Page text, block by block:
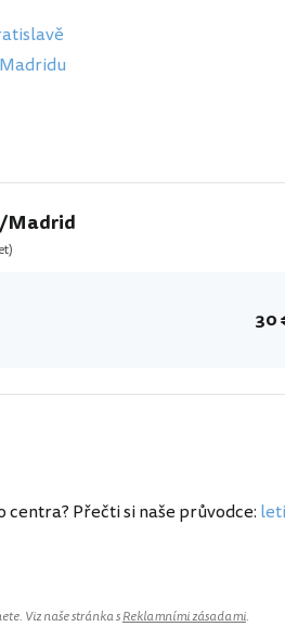
Madrid
30
centra? Přečti si naše průvodce:
Viz naše stránka sReklamními zásadami.